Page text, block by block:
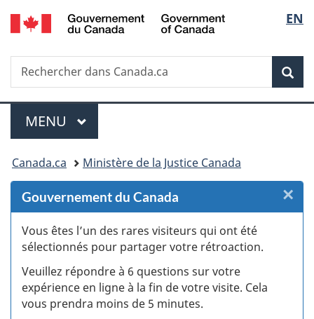
Passer
au
des
Passer
au
principal
Passer
à
Au
du
Passer
à
version
simplifiée
de
la
EN
Recherche
Rechercher
dans
Menu
MENU PRINCIPAL
Vous
êtes
ici :
Canada.ca Ministère de la Justice Canada
Gouvernement du Canada
Vous êtes l’un des rares visiteurs qui ont été
sélectionnés pour partager votre rétroaction.
Veuillez répondre à 6 questions sur votre
expérience en ligne à la fin de votre visite. Cela
vous prendra moins de 5 minutes.
×